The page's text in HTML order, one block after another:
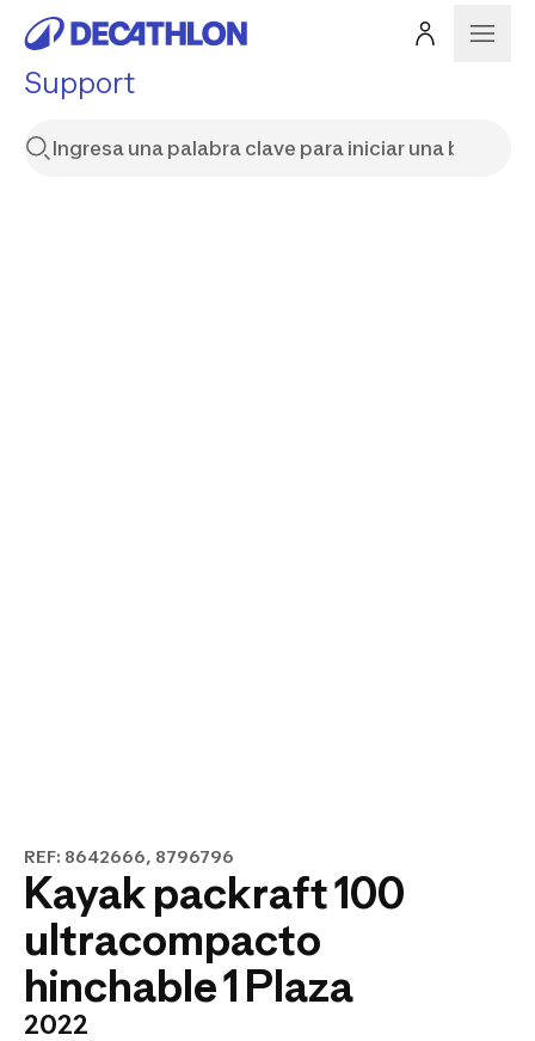
Support
REF: 8642666, 8796796
Kayak packraft 100
ultracompacto
hinchable 1 Plaza
2022